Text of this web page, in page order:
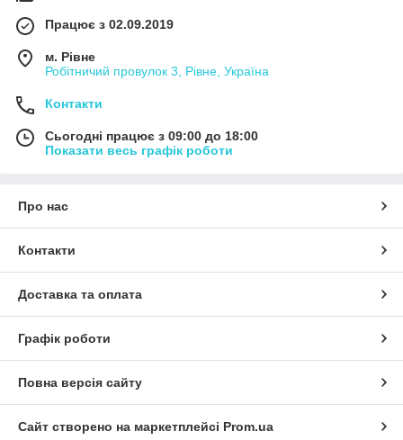
Працює з 02.09.2019
м. Рівне
Робітничий провулок 3, Рівне, Україна
Контакти
Сьогодні працює з 09:00 до 18:00
Показати весь графік роботи
Про нас
Контакти
Доставка та оплата
Графік роботи
Повна версія сайту
Сайт створено на маркетплейсі Prom.ua